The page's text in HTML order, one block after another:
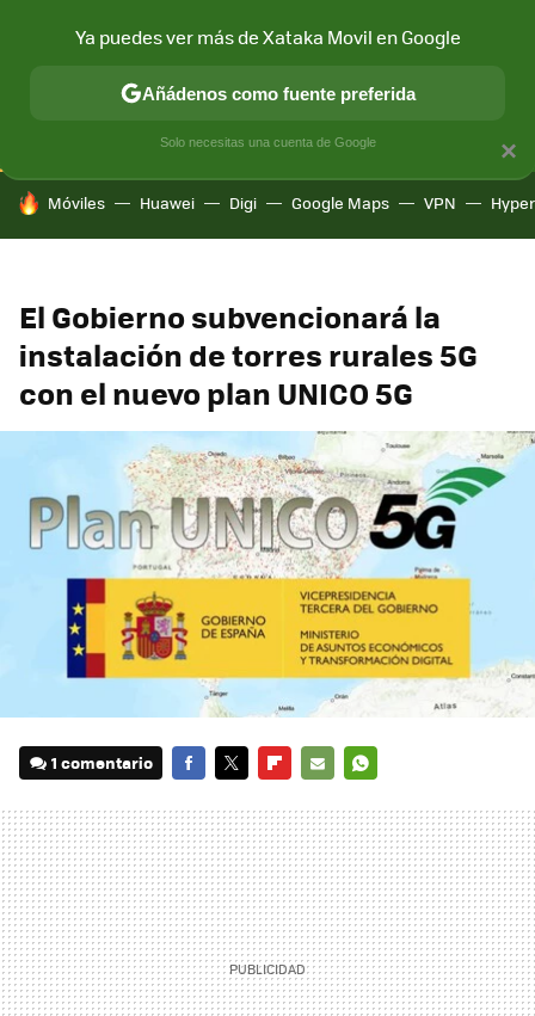
CONECTIVIDAD MÓVIL Y SOCIEDAD APLICACIONES
HOY SE HABLA DE
Móviles Huawei Digi Google Maps VPN
El Gobierno subvencionará la
instalación de torres rurales 5G
con el nuevo plan UNICO 5G
1 comentario
MAIL
×
Ya puedes ver más de Xataka Movil en Google
Añádenos como fuente preferida
Solo necesitas una cuenta de Google